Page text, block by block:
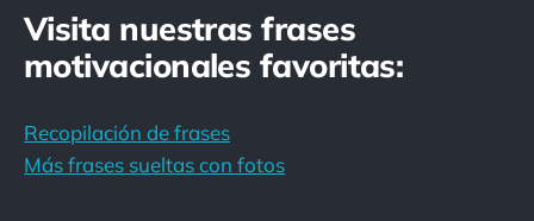
Visita nuestras frases
motivacionales favoritas:
Recopilación de frases
Más frases sueltas con fotos